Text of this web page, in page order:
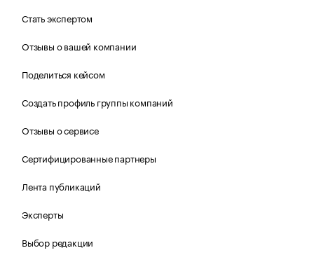
Стать экспертом
Отзывы о вашей компании
Поделиться кейсом
Создать профиль группы компаний
Отзывы о сервисе
Сертифицированные партнеры
Лента публикаций
Эксперты
Выбор редакции